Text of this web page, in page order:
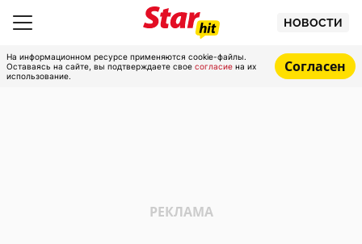
НОВОСТИ
На информационном ресурсе применяются cookie-файлы.
Оставаясь на сайте, вы подтверждаете свое согласие на их
использование.
Согласен